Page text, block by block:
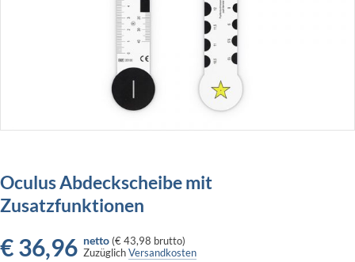
Oculus Abdeckscheibe mit
Zusatzfunktionen
€36,96 netto (€ 43,98 brutto)
ZuzüglichVersandkosten